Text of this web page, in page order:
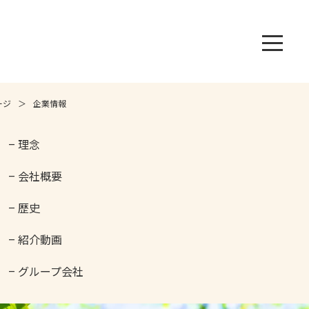
– 理念
– 会社概要
– 歴史
– 紹介動画
– グループ会社
ジ 企業情報